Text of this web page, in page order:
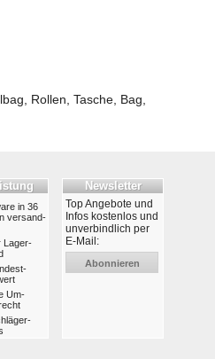
Rollen, Tasche, Bag,
in 36
ver­sand­
Lager­
Um­
Newsletter
Top Angebote und
Infos kostenlos und
unverbindlich per
E-Mail:
Abonnieren